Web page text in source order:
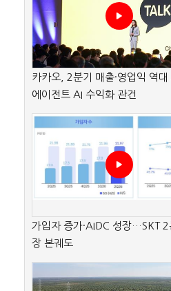
카카오, 2분기 매출·영업익 역
에이전트 AI 수익화 관건
가입자 증가·AIDC 성장…SKT 2
장 본궤도